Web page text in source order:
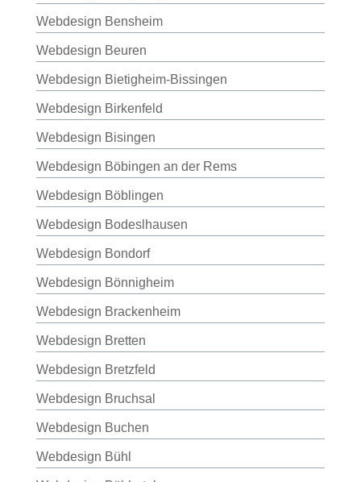
Webdesign Bensheim
Webdesign Beuren
Webdesign Bietigheim-Bissingen
Webdesign Birkenfeld
Webdesign Bisingen
Webdesign Böbingen an der Rems
Webdesign Böblingen
Webdesign Bodeslhausen
Webdesign Bondorf
Webdesign Bönnigheim
Webdesign Brackenheim
Webdesign Bretten
Webdesign Bretzfeld
Webdesign Bruchsal
Webdesign Buchen
Webdesign Bühl